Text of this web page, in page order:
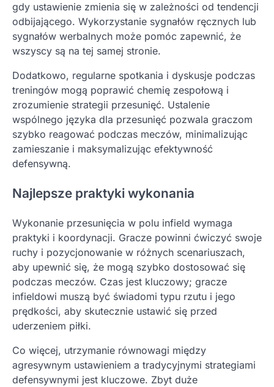
gdy ustawienie zmienia się w zależności od tendencji
odbijającego. Wykorzystanie sygnałów ręcznych lub
sygnałów werbalnych może pomóc zapewnić, że
wszyscy są na tej samej stronie.
Dodatkowo, regularne spotkania i dyskusje podczas
treningów mogą poprawić chemię zespołową i
zrozumienie strategii przesunięć. Ustalenie
wspólnego języka dla przesunięć pozwala graczom
szybko reagować podczas meczów, minimalizując
zamieszanie i maksymalizując efektywność
defensywną.
Najlepsze praktyki wykonania
Wykonanie przesunięcia w polu infield wymaga
praktyki i koordynacji. Gracze powinni ćwiczyć swoje
ruchy i pozycjonowanie w różnych scenariuszach,
aby upewnić się, że mogą szybko dostosować się
podczas meczów. Czas jest kluczowy; gracze
infieldowi muszą być świadomi typu rzutu i jego
prędkości, aby skutecznie ustawić się przed
uderzeniem piłki.
Co więcej, utrzymanie równowagi między
agresywnym ustawieniem a tradycyjnymi strategiami
defensywnymi jest kluczowe. Zbyt duże